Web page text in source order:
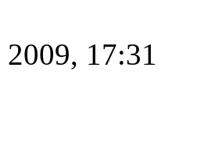
17:31